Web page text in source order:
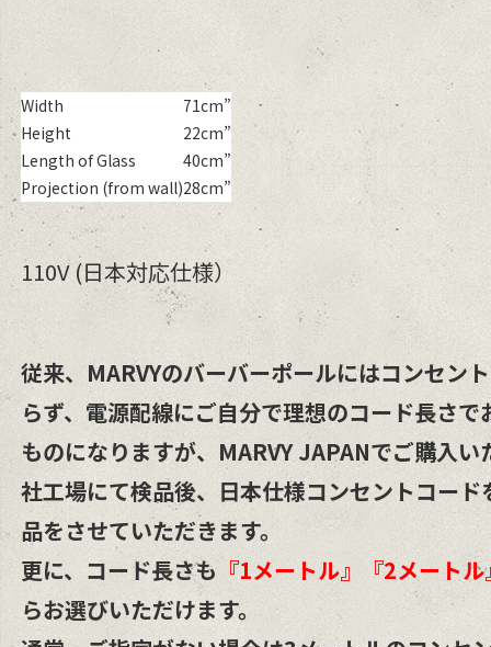
Width
71cm”
Height
22cm”
Length of Glass
40cm”
Projection (from wall)28cm”
110V (日本対応仕様）
従来、MARVYのバーバーポールにはコンセン
らず、電源配線にご自分で理想のコード長さで
ものになりますが、MARVY JAPANでご購入
社工場にて検品後、日本仕様コンセントコード
品をさせていただきます。
更に、コード長さも 『1メートル』『2メート
らお選びいただけます。